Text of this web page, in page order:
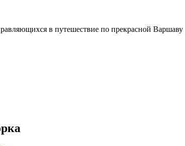
в путешествие по прекрасной